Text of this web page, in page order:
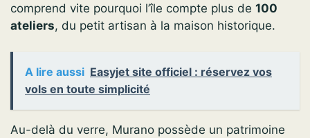
comprend vite pourquoi l’île compte plus de 100
ateliers, du petit artisan à la maison historique.
A lire aussi Easyjet site officiel : réservez vos
vols en toute simplicité
Au-delà du verre, Murano possède un patrimoine